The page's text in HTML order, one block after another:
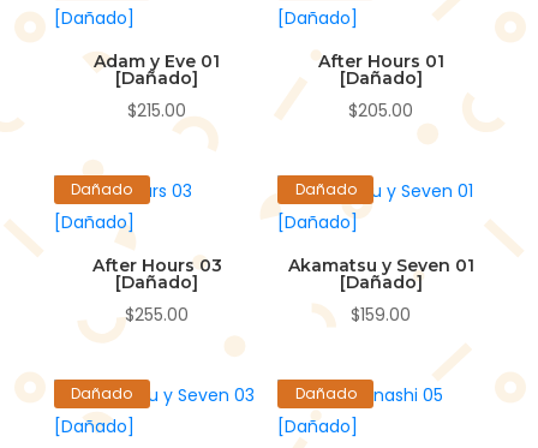
Adam y Eve 01
[Dañado]
$215.00
After Hours 01
[Dañado]
$205.00
Dañado
After Hours 03
[Dañado]
$255.00
Dañado
Akamatsu y Seven 01
[Dañado]
$159.00
Dañado Dañado